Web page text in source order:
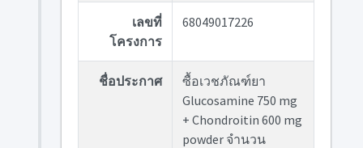
เลขที่
โครงการ
68049017226
ชื่อประกาศ
ซื้อเวชภัณฑ์ยา
Glucosamine 750 mg
+ Chondroitin 600 mg
powder จำนวน